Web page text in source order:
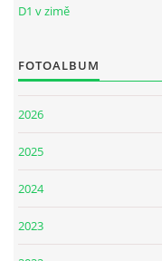
D1 v zimě
FOTOALBUM
2026
2025
2024
2023